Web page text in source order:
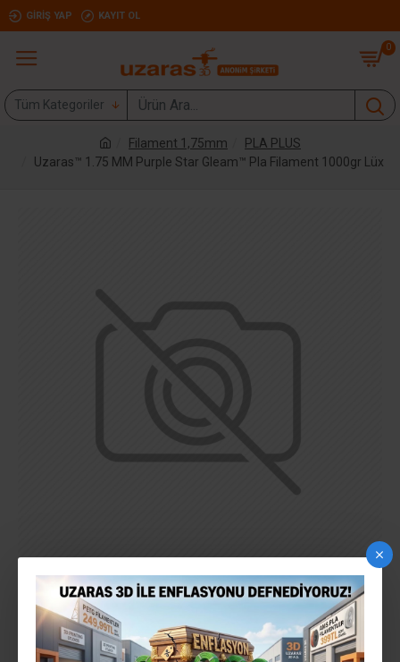
GIRIŞ YAP KAYIT OL
0
Tüm Kategoriler
Filament 1,75mm
PLA PLUS
Uzaras™ 1.75 MM Purple Star Gleam™ Pla Filament 1000gr Lüx
UZARAS™ 1.75 MM PURPLE STAR GLEAM™ PLA
FILAMENT 1000GR LÜX